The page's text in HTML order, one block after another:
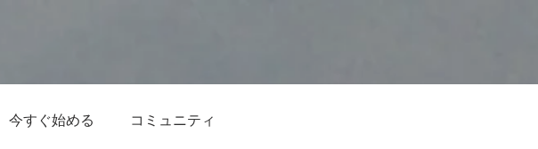
今すぐ始める コミュニティ